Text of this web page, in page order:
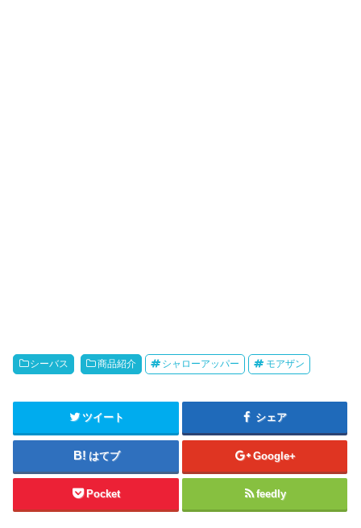
シーバス 商品紹介 シャローアッパー モアザン
ツイート シェア
はてブ Google+
Pocket feedly